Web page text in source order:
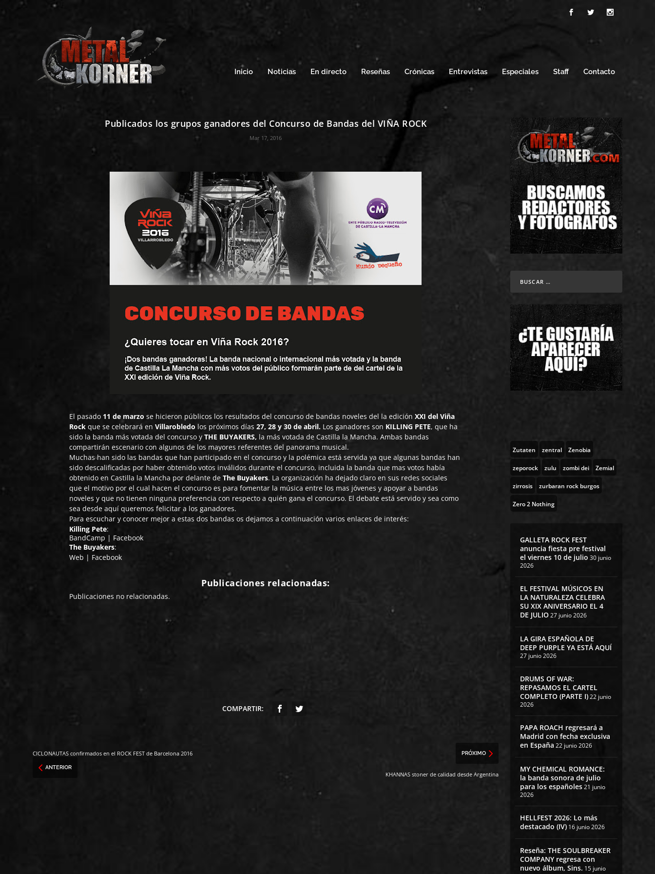
Inicio Noticias En directo Reseñas Crónicas Entrevistas Especiales Staff Contacto
Publicados los grupos ganadores del Concurso de Bandas del VIÑA ROCK
Mar 17, 2016
El pasado 11 de marzo se hicieron públicos los resultados del concurso de bandas noveles del la ediciónXXI del Viña
Rock que se celebrará enVillarobledo los próximos días27, 28 y 30 de abril. Los ganadores son KILLING PETE, que ha
sido la banda más votada del concurso yTHE BUYAKERS, la más votada de Castilla la Mancha. Ambas bandas
compartirán escenario con algunos de los mayores referentes del panorama musical.
Muchas han sido las bandas que han participado en el concurso y la polémica está servida ya que algunas bandas han
sido descalificadas por haber obtenido votos inválidos durante el concurso, incluida la banda que mas votos había
obtenido en Castilla la Mancha por delante de The Buyakers. La organización ha dejado claro en sus redes sociales
que el motivo por el cual hacen el concurso es para fomentar la música entre los mas jóvenes y apoyar a bandas
noveles y que no tienen ninguna preferencia con respecto a quién gana el concurso. El debate está servido y sea como
sea desde aquí queremos felicitar a los ganadores.
Para escuchar y conocer mejor a estas dos bandas os dejamos a continuación varios enlaces de interés:
Killing Pete:
BandCamp | Facebook
The Buyakers:
Web | Facebook
Publicaciones relacionadas:
Publicaciones no relacionadas.
COMPARTIR:
CICLONAUTAS confirmados en el ROCK FEST de Barcelona 2016
ANTERIOR
PRÓXIMO
KHANNAS stoner de calidad desde Argentina
Zutaten zentral Zenobia
zeporock zulu zombi dei Zemial
zirrosis zurbaran rock burgos
Zero 2 Nothing
GALLETA ROCK FEST
anuncia fiesta pre festival
el viernes 10 de julio 30 junio
2026
EL FESTIVAL MÚSICOS EN
LA NATURALEZA CELEBRA
SU XIX ANIVERSARIO EL 4
DE JULIO27 junio 2026
LA GIRA ESPAÑOLA DE
DEEP PURPLE YA ESTÁ AQUÍ
27 junio 2026
DRUMS OF WAR:
REPASAMOS EL CARTEL
COMPLETO (PARTE I)22 junio
2026
PAPA ROACH regresará a
Madrid con fecha exclusiva
en España 22 junio 2026
MY CHEMICAL ROMANCE:
la banda sonora de julio
para los españoles21 junio
2026
HELLFEST 2026: Lo más
destacado (IV) 16 junio 2026
Reseña: THE SOULBREAKER
COMPANY regresa con
nuevo álbum, Sins. 15 junio